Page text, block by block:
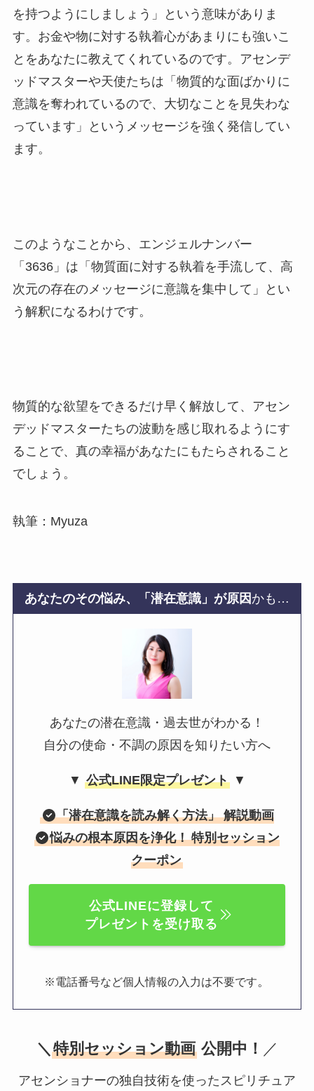
を持つようにしましょう」という意味がありま
す。お金や物に対する執着心があまりにも強いこ
とをあなたに教えてくれているのです。アセンデ
ッドマスターや天使たちは「物質的な面ばかりに
意識を奪われているので、大切なことを見失わな
っています」というメッセージを強く発信してい
ます。
このようなことから、エンジェルナンバー
「3636」は「物質面に対する執着を手流して、高
次元の存在のメッセージに意識を集中して」とい
う解釈になるわけです。
物質的な欲望をできるだけ早く解放して、アセン
デッドマスターたちの波動を感じ取れるようにす
ることで、真の幸福があなたにもたらされること
でしょう。
執筆：Myuza
あなたのその悩み、「潜在意識」が原因 かも…
あなたの潜在意識・過去世がわかる！
自分の使命・不調の原因を知りたい方へ
▼ 公式LINE限定プレゼント▼
「潜在意識を読み解く方法」 解説動画
悩みの根本原因を浄化！ 特別セッション
クーポン
公式LINEに登録して
プレゼントを受け取る
※電話番号など個人情報の入力は不要です。
＼ 特別セッション動画公開中！ ／
アセンショナーの独自技術を使ったスピリチュア